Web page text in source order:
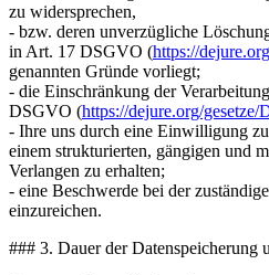
zu widersprechen,
- bzw. deren unverzügliche
in Art. 17 DSGVO (https://
genannten Gründe vorliegt;
- die Einschränkung der
DSGVO (https://dejure.org/
- Ihre uns durch eine Einwilligung
einem strukturierten, gängigen und
Verlangen zu erhalten;
- eine Beschwerde bei der
einzureichen.
### 3. Dauer der Datenspeicherung